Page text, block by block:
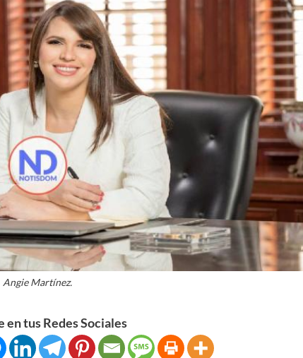
Angie Martínez.
en tus Redes Sociales